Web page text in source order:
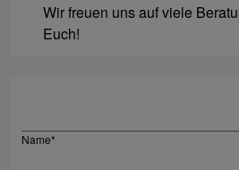
Wir freuen uns auf viele
Euch!
Name*